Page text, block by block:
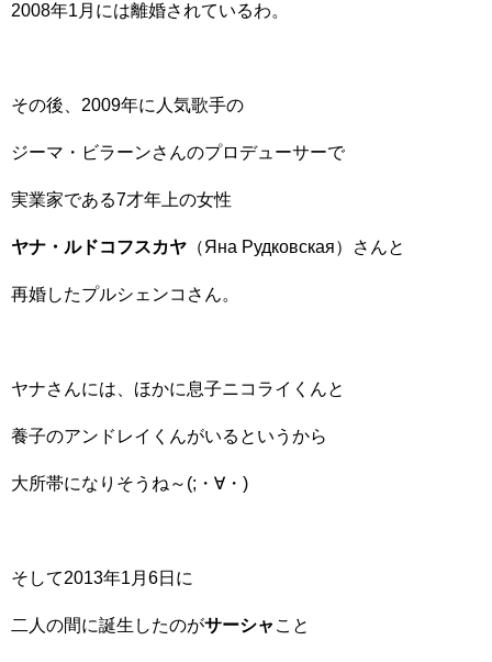
2008年1月には離婚されているわ。
その後、2009年に人気歌手の
ジーマ・ビラーンさんのプロデューサーで
実業家である7才年上の女性
ヤナ・ルドコフスカヤ （Яна Рудковская）さんと
再婚したプルシェンコさん。
ヤナさんには、ほかに息子ニコライくんと
養子のアンドレイくんがいるというから
大所帯になりそうね～(;・∀・)
そして2013年1月6日に
二人の間に誕生したのがサーシャ こと